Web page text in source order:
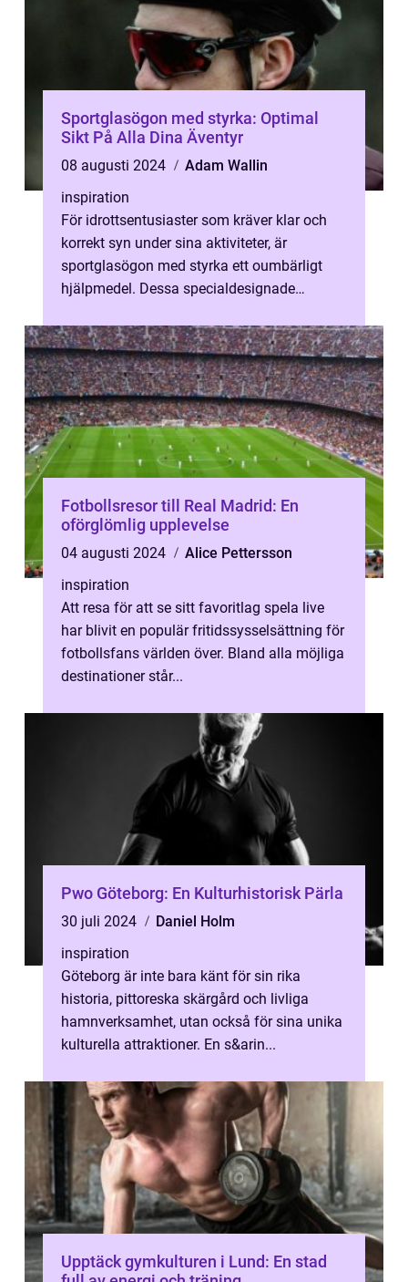
Sportglasögon med styrka: Optimal
Sikt På Alla Dina Äventyr
08 augusti 2024
Adam Wallin
inspiration
För idrottsentusiaster som kräver klar och
korrekt syn under sina aktiviteter, är
sportglasögon med styrka ett oumbärligt
hjälpmedel. Dessa specialdesignade
Fotbollsresor till Real Madrid: En
oförglömlig upplevelse
04 augusti 2024
Alice Pettersson
inspiration
Att resa för att se sitt favoritlag spela live
har blivit en populär fritidssysselsättning för
fotbollsfans världen över. Bland alla möjliga
destinationer står...
Pwo Göteborg: En Kulturhistorisk Pärla
30 juli 2024
Daniel Holm
inspiration
Göteborg är inte bara känt för sin rika
historia, pittoreska skärgård och livliga
hamnverksamhet, utan också för sina unika
kulturella attraktioner. En s&arin...
Upptäck gymkulturen i Lund: En stad